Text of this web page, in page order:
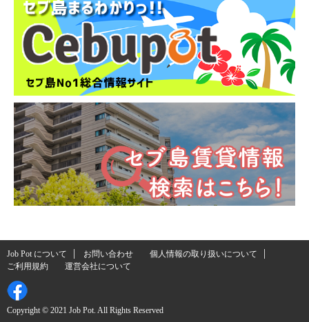
Job Pot について お問い合わせ
個人情報の取り扱いについて
ご利用規約
運営会社について
Copyright © 2021 Job Pot. All Rights Reserved